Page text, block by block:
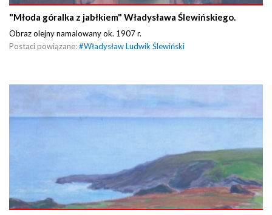
"Młoda góralka z jabłkiem" Władysława Ślewińskiego.
Obraz olejny namalowany ok. 1907 r.
Postaci powiązane:#Władysław Ludwik Ślewiński